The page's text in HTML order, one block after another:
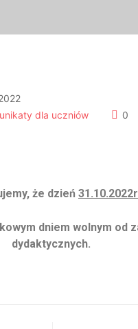
dla uczniów 0
że dzień
dniem wolnym od
dydaktycznych.